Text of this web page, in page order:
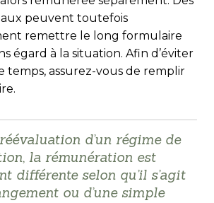
peuvent toutefois
remettre le long formulaire
égard à la situation. Afin d’éviter
temps, assurez-vous de remplir
d’un régime de
la rémunération est
différente selon qu’il s’agit
ou d’une simple